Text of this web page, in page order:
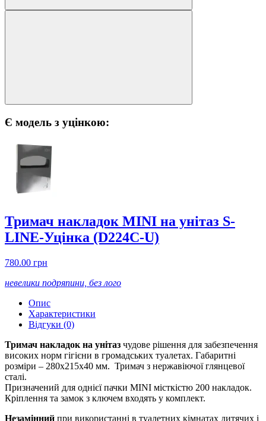
Є модель з уцінкою:
Тримач накладок MINI на унітаз S-
LINE-Уцінка (D224C-U)
780.00 грн
невелики подряпини, без лого
Опис
Характеристики
Відгуки (0)
Тримач накладок на унітаз чудове рішення для забезпечення
високих норм гігієни в громадських туалетах. Габаритні
розміри – 280х215х40 мм. Тримач з нержавіючої глянцевої
сталі.
Призначений для однієї пачки MINI місткістю 200 накладок.
Кріплення та замок з ключем входять у комплект.
Незамінний при використанні в туалетних кімнатах дитячих і